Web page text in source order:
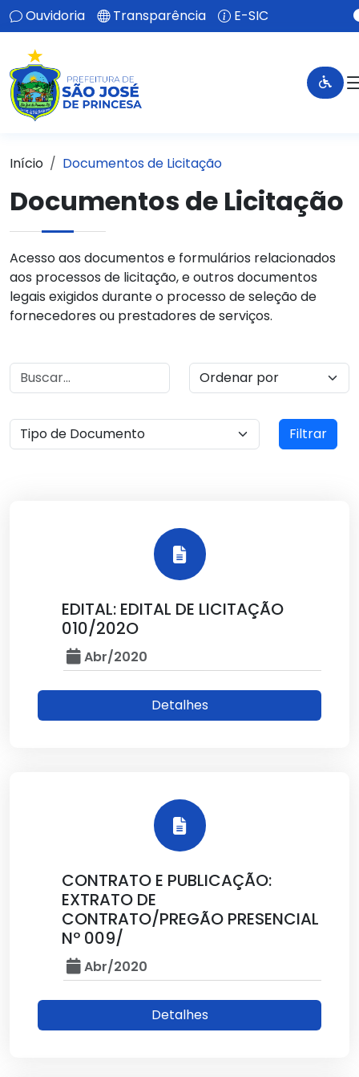
Ouvidoria Transparência E-SIC
Início Documentos de Licitação
Documentos de Licitação
Acesso aos documentos e formulários relacionados
aos processos de licitação, e outros documentos
legais exigidos durante o processo de seleção de
fornecedores ou prestadores de serviços.
Filtrar
EDITAL: EDITAL DE LICITAÇÃO
010/202O
Abr/2020
Detalhes
CONTRATO E PUBLICAÇÃO:
EXTRATO DE
CONTRATO/PREGÃO PRESENCIAL
Nº 009/
Abr/2020
Detalhes